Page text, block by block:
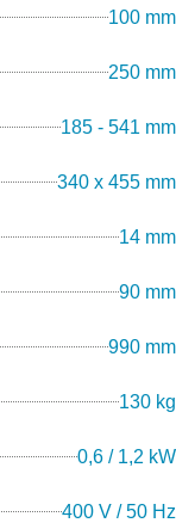
100 mm
250 mm
185 - 541 mm
340 x 455 mm
14 mm
90 mm
990 mm
130 kg
0,6 / 1,2 kW
400 V / 50 Hz